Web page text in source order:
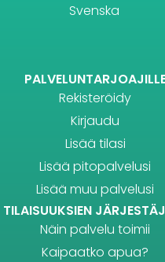
Svenska
Rekisteröidy
Kirjaudu
Lisää tilasi
Lisää pitopalvelusi
Lisää muu palvelusi
TILAISUUKSIEN
Näin palvelu toimii
Kaipaatko apua?